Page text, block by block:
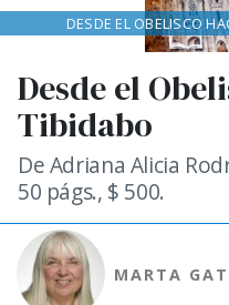
Desde el
Tibidabo
De Adriana Alicia
50 págs., $ 500.
MARTA
DESDE EL OBELISCO